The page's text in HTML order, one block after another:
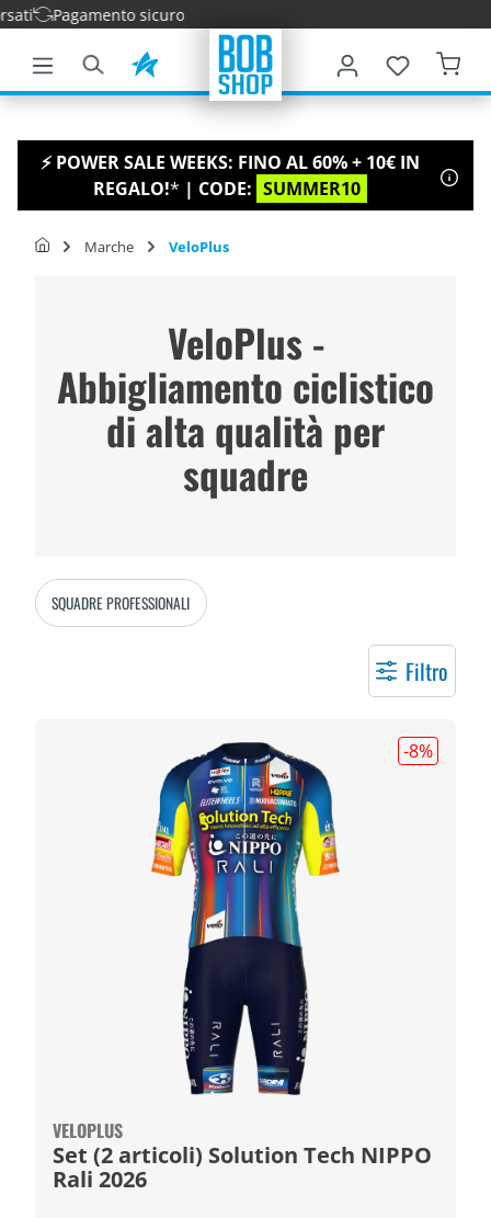
principale
sicuro
⚡ POWER SALE WEEKS: FINO AL 60% + 10€ IN
REGALO!* | CODE: SUMMER10
Marche VeloPlus
VeloPlus -
Abbigliamento ciclistico
di alta qualità per
squadre
SQUADRE PROFESSIONALI
Filtro
-8%
VELOPLUS
Set (2 articoli) Solution Tech NIPPO
Rali 2026